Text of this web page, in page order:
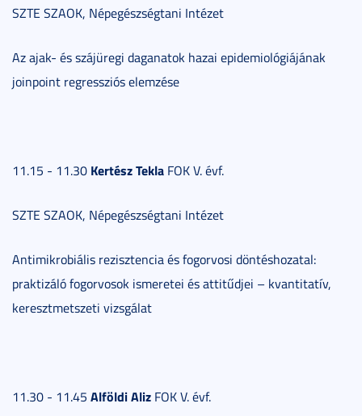
SZTE SZAOK, Népegészségtani Intézet
Az ajak- és szájüregi daganatok hazai epidemiológiájának
joinpoint regressziós elemzése
11.15 - 11.30 Kertész Tekla FOK V. évf.
SZTE SZAOK, Népegészségtani Intézet
Antimikrobiális rezisztencia és fogorvosi döntéshozatal:
praktizáló fogorvosok ismeretei és attitűdjei – kvantitatív,
keresztmetszeti vizsgálat
11.30 - 11.45 Alföldi Aliz FOK V. évf.